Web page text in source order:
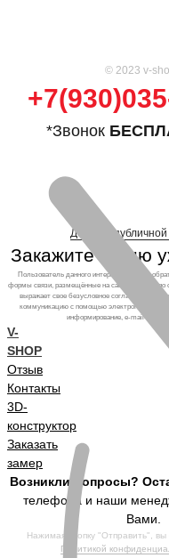
© 2023 v-
*Звонок
Договор
Закажите кухню
Пользователь данного интернет-ресурса,
формы связи, размещённые на сайте, а также по
выражает свое безусловное согласие
коммуникацию с помощью электронных
информирование, e-mail-
V-
SHOP
Отзыв
Контакты
3D-
конструктор
Заказать
замер
Возникли вопросы?
телефона и наши
Вами.
Нажимая кнопку "Отправить", вы
Политикой